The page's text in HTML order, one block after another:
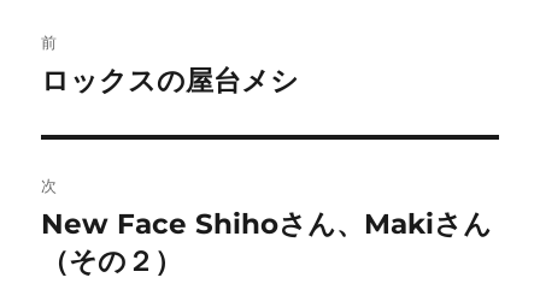
稿
ビ
ゲ
ー
前
前
投
稿:
ロックスの屋台メシ
次
次
の
New Face Shihoさん、Makiさん
（その２）